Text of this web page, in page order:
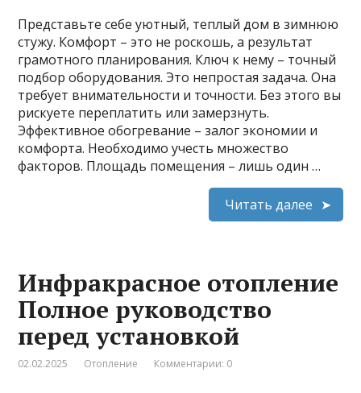
Представьте себе уютный, теплый дом в зимнюю
стужу. Комфорт – это не роскошь, а результат
грамотного планирования. Ключ к нему – точный
подбор оборудования. Это непростая задача. Она
требует внимательности и точности. Без этого вы
рискуете переплатить или замерзнуть.
Эффективное обогревание – залог экономии и
комфорта. Необходимо учесть множество
факторов. Площадь помещения – лишь один …
Читать далее
Инфракрасное отопление
Полное руководство
перед установкой
02.02.2025 Отопление Комментарии: 0